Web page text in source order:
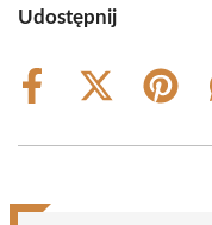
Udostępnij
Share
Share
(Twitter)
Share